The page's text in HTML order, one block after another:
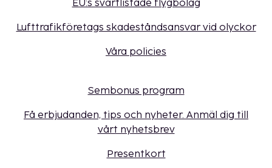
EU:s svartlistade flygbolag
Lufttrafikföretags skadeståndsansvar vid olyckor
Våra policies
Sembonus program
Få erbjudanden, tips och nyheter. Anmäl dig till
vårt nyhetsbrev
Presentkort